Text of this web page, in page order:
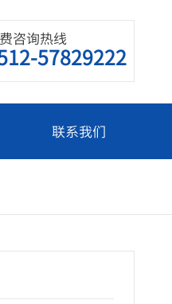
咨询热线
57829222
联系我们